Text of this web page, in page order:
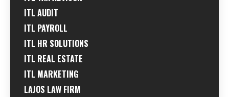
ITL AUDIT
ITL PAYROLL
ITL HR SOLUTIONS
ITL REAL ESTATE
ITL MARKETING
LAJOS LAW FIRM